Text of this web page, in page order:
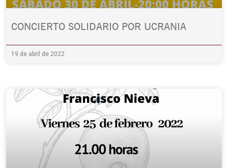
CONCIERTO SOLIDARIO POR UCRANIA
19 de abril de 2022